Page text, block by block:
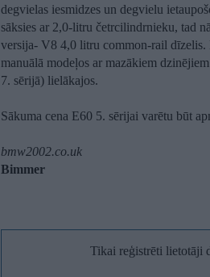
degvielas iesmidzes un degvielu
sāksies ar 2,0-litru četrcilindrnieku, tad
versija- V8 4,0 litru common-rail dīzelis.
manuālā modeļos ar mazākiem
7. sērijā) lielākajos.
Sākuma cena E60 5. sērijai varētu būt
bmw2002.co.uk
Bimmer
Tikai reģistrēti lietotāji